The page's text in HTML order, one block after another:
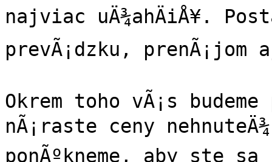
najviac uÄ¾ahÄiÅ¥.
prevÃ¡dzku, prenÃ¡jom
Okrem toho vÃ¡s
nÃ¡raste ceny
ponÃºkneme, aby ste